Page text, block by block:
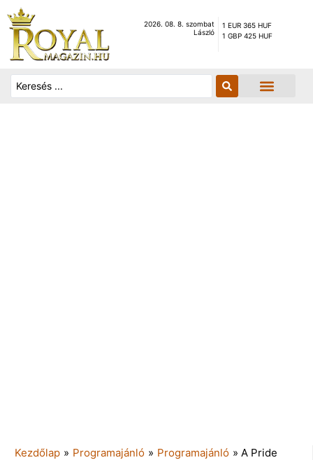
2026. 08. 8. szombat
László
1 EUR 365 HUF
1 GBP 425 HUF
Kezdőlap » Programajánló » Programajánló » A Pride